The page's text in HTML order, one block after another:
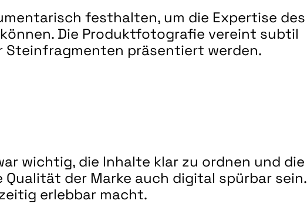
festhalten, um die Expertise des
Die Produktfotografie vereint subtil
Steinfragmenten präsentiert werden.
wichtig, die Inhalte klar zu ordnen und die
der Marke auch digital spürbar sein.
erlebbar macht.